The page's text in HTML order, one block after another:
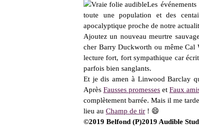
Les
toute une population et des
apocalyptique proche de notre
Ajoutez un nouveau meurtre
cher Barry Duckworth ou même Cal
lecture fort, fort sympathique car
parfois bien sanglants.
Et je dis amen à Linwood Barclay
Après Fausses promesses et Faux
complètement barrée. Mais il me
lieu au Champ de tir ! 😄
©2019 Belfond (P)2019 Audible